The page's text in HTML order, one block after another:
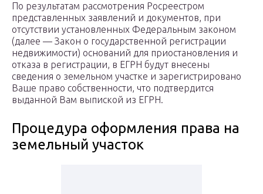
По результатам рассмотрения Росреестром
представленных заявлений и документов, при
отсутствии установленных Федеральным законом
(далее — Закон о государственной регистрации
недвижимости) оснований для приостановления и
отказа в регистрации, в ЕГРН будут внесены
сведения о земельном участке и зарегистрировано
Ваше право собственности, что подтвердится
выданной Вам выпиской из ЕГРН.
Процедура оформления права на
земельный участок